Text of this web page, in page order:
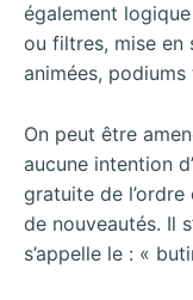
également
ou filtres, mise en
animées,
On peut être
aucune intention
gratuite de
de nouveautés. Il
s’appelle le : «